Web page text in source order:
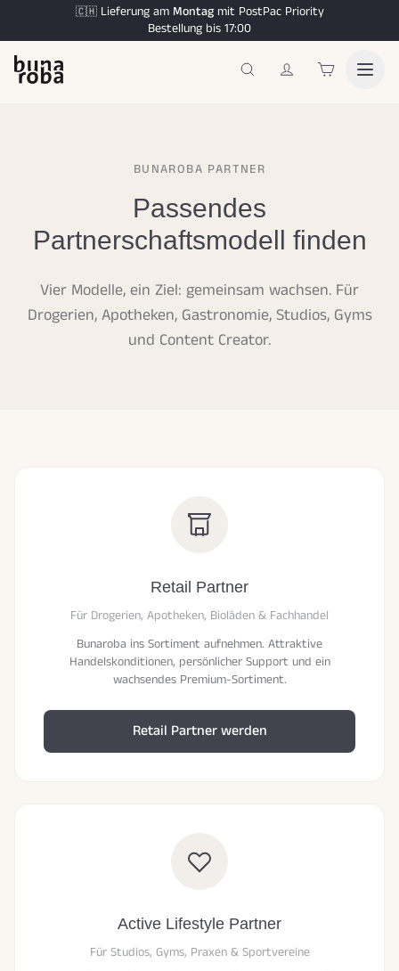
🇨🇭 Lieferung am Montagmit PostPac Priority
Bestellung bis 17:00
BUNAROBA PARTNER
Passendes
Partnerschaftsmodell finden
Vier Modelle, ein Ziel: gemeinsam wachsen. Für
Drogerien, Apotheken, Gastronomie, Studios, Gyms
und Content Creator.
Retail Partner
Für Drogerien, Apotheken, Bioläden & Fachhandel
Bunaroba ins Sortiment aufnehmen. Attraktive
Handelskonditionen, persönlicher Support und ein
wachsendes Premium-Sortiment.
Retail Partner werden
Active Lifestyle Partner
Für Studios, Gyms, Praxen & Sportvereine